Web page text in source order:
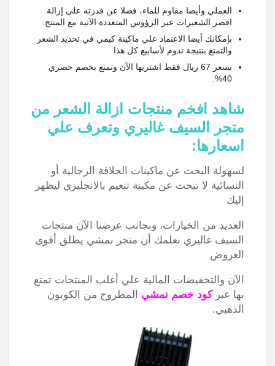
العملي وأيضا مقاوم للماء، فضلا عن قدرته على إزالة
اقصر الشعيرات عبر الرؤوس المتعددة الآتية مع المنتج.
بإمكانك أيضا الاعتماد علي ماكينة كيمي في تحديد الشعر
والتمتع بنتيجة تدوم لأسابيع كل هذا
بسعر 67 ريال فقط اشتريها الآن وتمتع بخصم حصري
40%.
شاهد افخم منتجات ازالة الشعر من
متجر السيف غاليري وتعرف علي
اسعارها:
لسهولة البحث عن ماكينات الحلاقة الرجالية أو
النسائية لا تبحث عن مكينة تنعيم بالانجليزي ليظهر
إليك
العديد من الخيارات، وبجانب عرضنا الآن منتجات
السيف غاليري نعلمك أن متجر نمشي يطلق أقوى
العروض
الآن والتخفيضات المالية علي أغلب المنتجات تمتع
بها عبركود خصم نمشي المطروح من الكوبون
الذهبي.